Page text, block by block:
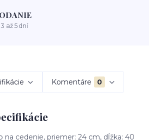
až 5 dní
Komentáre 0
na cedenie, priemer: 24 cm, dĺžka: 40